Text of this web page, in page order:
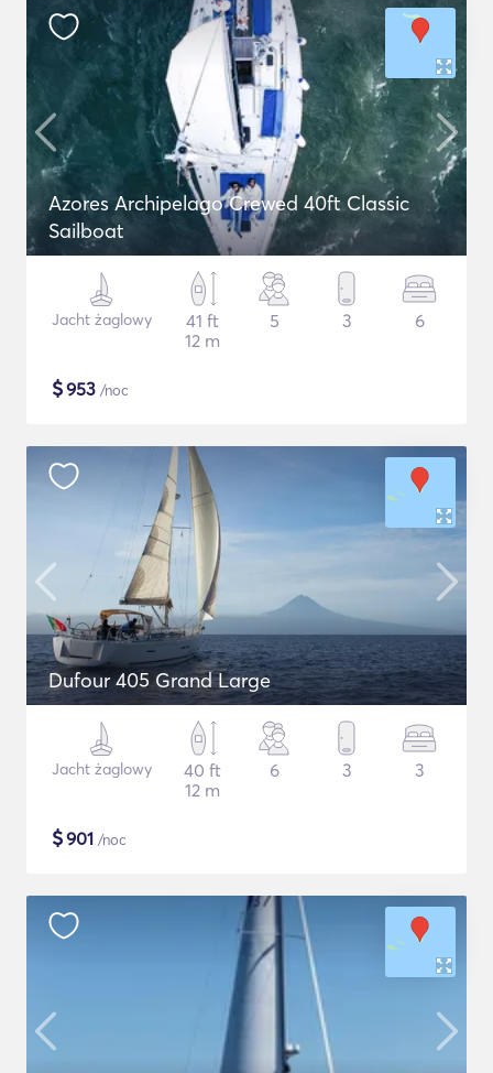
Azores Archipelago Crewed 40ft Classic
Sailboat
Jacht żaglowy
41 ft
12 m
5 3 6
$953 /noc
Dufour 405 Grand Large
Jacht żaglowy
40 ft
12 m
6 3 3
$901 /noc